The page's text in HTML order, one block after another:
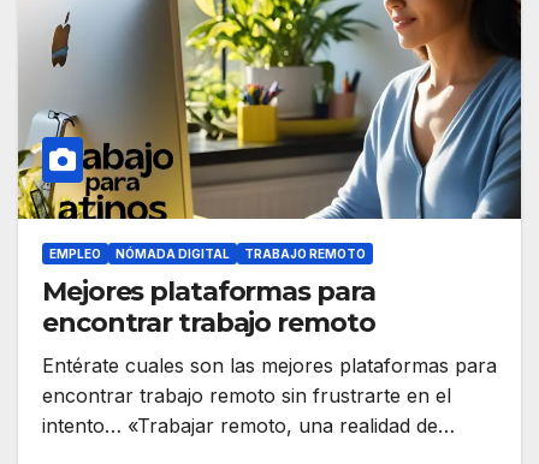
EMPLEO NÓMADA DIGITAL TRABAJO REMOTO
Mejores plataformas para
encontrar trabajo remoto
Entérate cuales son las mejores plataformas para
encontrar trabajo remoto sin frustrarte en el
intento… «Trabajar remoto, una realidad de…